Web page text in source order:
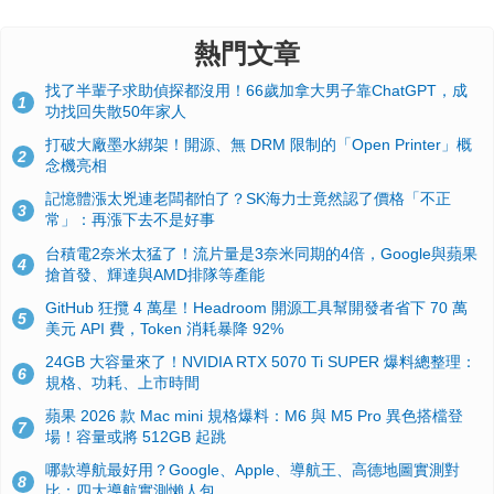
熱門文章
1
找了半輩子求助偵探都沒用！66歲加拿大男子靠ChatGPT，成
功找回失散50年家人
2
打破大廠墨水綁架！開源、無 DRM 限制的「Open Printer」概
念機亮相
3
記憶體漲太兇連老闆都怕了？SK海力士竟然認了價格「不正
常」：再漲下去不是好事
4
台積電2奈米太猛了！流片量是3奈米同期的4倍，Google與蘋果
搶首發、輝達與AMD排隊等產能
5
GitHub 狂攬 4 萬星！Headroom 開源工具幫開發者省下 70 萬
美元 API 費，Token 消耗暴降 92%
6
24GB 大容量來了！NVIDIA RTX 5070 Ti SUPER 爆料總整理：
規格、功耗、上市時間
7
蘋果 2026 款 Mac mini 規格爆料：M6 與 M5 Pro 異色搭檔登
場！容量或將 512GB 起跳
8
哪款導航最好用？Google、Apple、導航王、高德地圖實測對